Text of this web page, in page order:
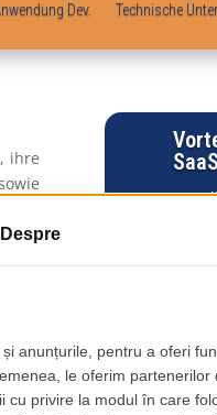
Dev. Technische
ihre
IT-
als